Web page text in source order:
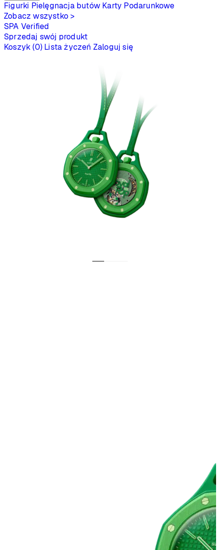
Figurki Pielęgnacja butów Karty Podarunkowe
Zobacz wszystko >
SPA Verified
Sprzedaj swój produkt
Koszyk (0) Lista życzeń Zaloguj się